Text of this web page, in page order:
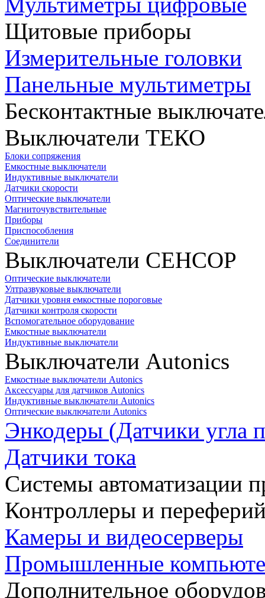
Щитовые приборы
Измерительные головки
Панельные мультиметры
Бесконтактные
Выключатели ТЕКО
Блоки сопряжения
Емкостные выключатели
Индуктивные выключатели
Датчики скорости
Оптические выключатели
Магниточувствительные
Приборы
Приспособления
Соединители
Выключатели СЕНСОР
Оптические выключатели
Ултразвуковые выключатели
Датчики уровня емкостные пороговые
Датчики контроля скорости
Вспомогательное оборудование
Емкостные выключатели
Индуктивные выключатели
Выключатели Autonics
Емкостные выключатели Autonics
Аксессуары для датчиков Autonics
Индуктивные выключатели Autonics
Оптические выключатели Autonics
Энкодеры (Датчики угла
Датчики тока
Системы автоматизации
Контроллеры и
Камеры и видеосерверы
Промышленные
Дополнительное